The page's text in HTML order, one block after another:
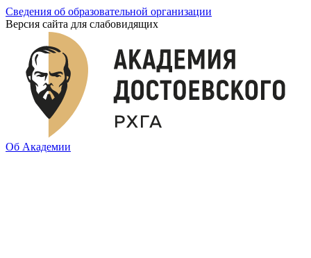
Сведения об образовательной организации
Версия сайта для слабовидящих
Об Академии